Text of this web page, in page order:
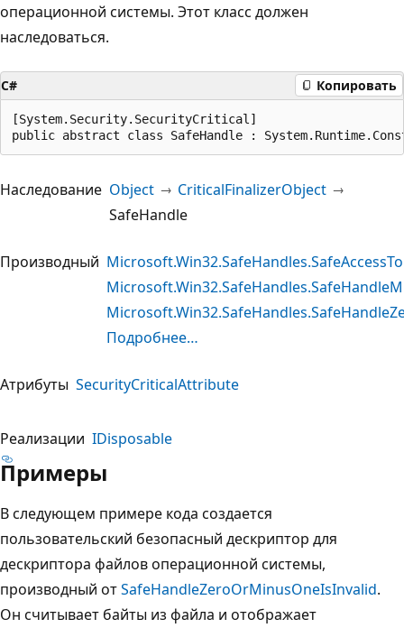
операционной системы. Этот класс должен
наследоваться.
C# Копировать
[System.Security.SecurityCritical]
public abstract class SafeHandle :
Наследование Object
CriticalFinalizerObject
SafeHandle
Производный
Подробнее…
Атрибуты SecurityCriticalAttribute
Реализации IDisposable
Примеры
В следующем примере кода создается
пользовательский безопасный дескриптор для
дескриптора файлов операционной системы,
производный отSafeHandleZeroOrMinusOneIsInvalid.
Он считывает байты из файла и отображает